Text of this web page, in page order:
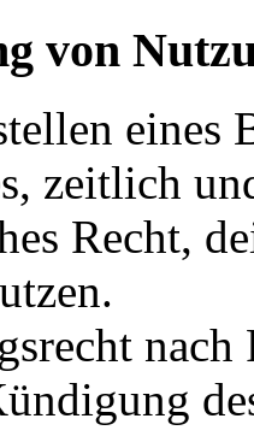
von
eines
zeitlich
Recht,